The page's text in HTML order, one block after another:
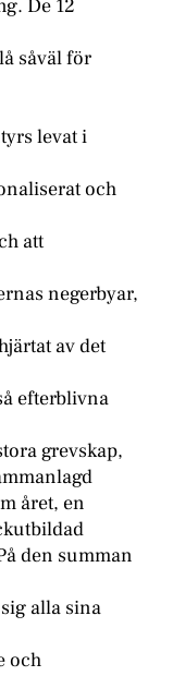
De 12
såväl för
levat i
och
att
negerbyar,
av det
efterblivna
grevskap,
året, en
den summan
alla sina
och